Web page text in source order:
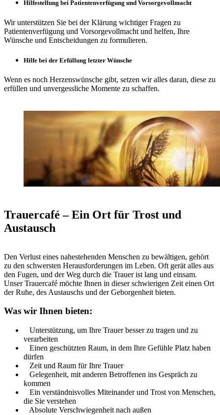
Hilfestellung bei Patientenverfügung und Vorsorgevollmacht
Wir unterstützen Sie bei der Klärung wichtiger Fragen zu
Patientenverfügung und Vorsorgevollmacht und helfen, Ihre
Wünsche und Entscheidungen zu formulieren.
Hilfe bei der Erfüllung letzter Wünsche
Wenn es noch Herzenswünsche gibt, setzen wir alles daran, diese zu
erfüllen und unvergessliche Momente zu schaffen.
Trauercafé – Ein Ort für Trost und
Austausch
Den Verlust eines nahestehenden Menschen zu bewältigen, gehört
zu den schwersten Herausforderungen im Leben. Oft gerät alles aus
den Fugen, und der Weg durch die Trauer ist lang und einsam.
Unser Trauercafé möchte Ihnen in dieser schwierigen Zeit einen Ort
der Ruhe, des Austauschs und der Geborgenheit bieten.
Was wir Ihnen bieten:
Unterstützung, um Ihre Trauer besser zu tragen und zu
verarbeiten
Einen geschützten Raum, in dem Ihre Gefühle Platz haben
dürfen
Zeit und Raum für Ihre Trauer
Gelegenheit, mit anderen Betroffenen ins Gespräch zu
kommen
Ein verständnisvolles Miteinander und Trost von Menschen,
die Sie verstehen
Absolute Verschwiegenheit nach außen